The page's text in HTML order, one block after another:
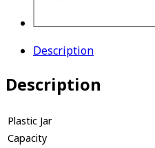
Description
Description
Plastic Jar
Capacity